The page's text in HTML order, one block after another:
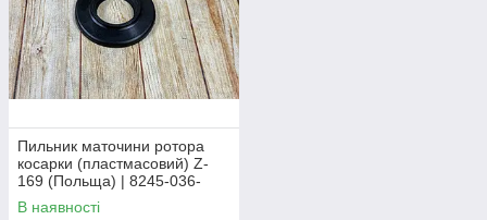
Пильник маточини ротора
косарки (пластмасовий) Z-
169 (Польща) | 8245-036-
010-031 (5036010030)
В наявності